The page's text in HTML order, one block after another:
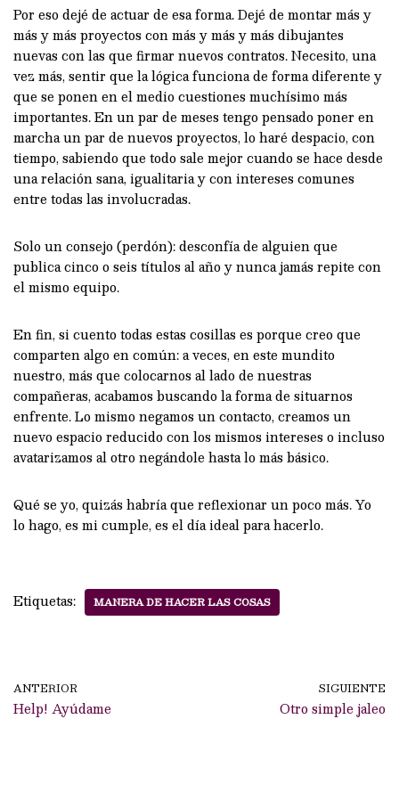
Por eso dejé de actuar de esa forma. Dejé de montar más y
más y más proyectos con más y más y más dibujantes
nuevas con las que firmar nuevos contratos. Necesito, una
vez más, sentir que la lógica funciona de forma diferente y
que se ponen en el medio cuestiones muchísimo más
importantes. En un par de meses tengo pensado poner en
marcha un par de nuevos proyectos, lo haré despacio, con
tiempo, sabiendo que todo sale mejor cuando se hace desde
una relación sana, igualitaria y con intereses comunes
entre todas las involucradas.
Solo un consejo (perdón): desconfía de alguien que
publica cinco o seis títulos al año y nunca jamás repite con
el mismo equipo.
En fin, si cuento todas estas cosillas es porque creo que
comparten algo en común: a veces, en este mundito
nuestro, más que colocarnos al lado de nuestras
compañeras, acabamos buscando la forma de situarnos
enfrente. Lo mismo negamos un contacto, creamos un
nuevo espacio reducido con los mismos intereses o incluso
avatarizamos al otro negándole hasta lo más básico.
Qué se yo, quizás habría que reflexionar un poco más. Yo
lo hago, es mi cumple, es el día ideal para hacerlo.
Etiquetas: MANERA DE HACER LAS COSAS
ANTERIOR
Help! Ayúdame
SIGUIENTE
Otro simple jaleo